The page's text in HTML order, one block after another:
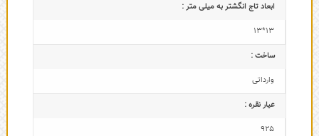
ابعاد تاج‌ انگشتر به میلی متر :
13*13
ساخت :
وارداتی
عیار نقره :
925